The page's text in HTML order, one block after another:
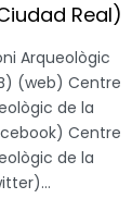
Real)
Arqueològic
(web) Centre
de la
Centre
de la